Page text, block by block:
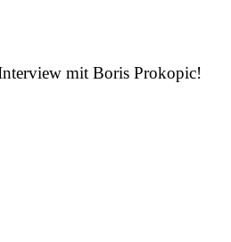
mit Boris Prokopic!